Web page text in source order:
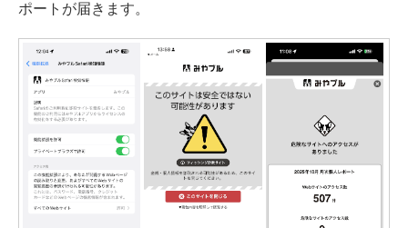
ポートが届きます。